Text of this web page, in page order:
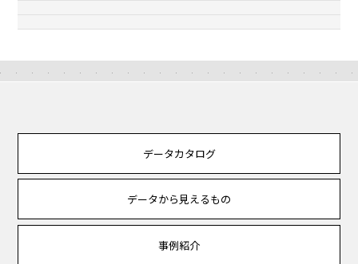
データカタログ
データから見えるもの
事例紹介